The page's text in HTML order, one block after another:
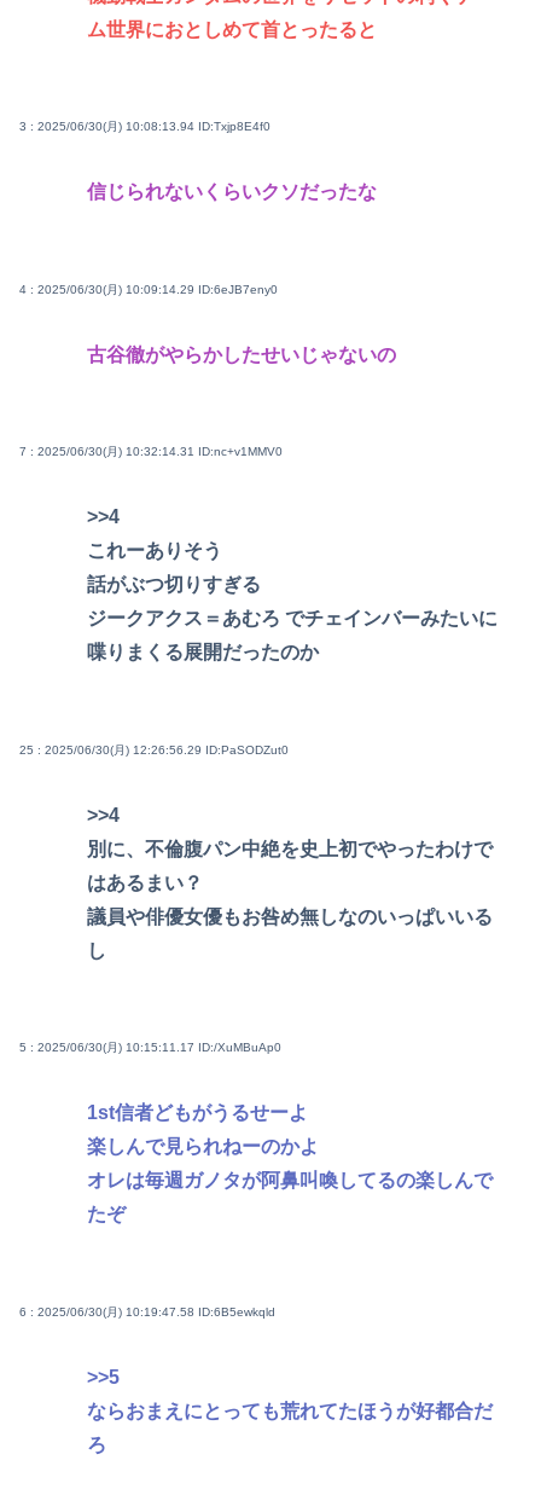
ム世界におとしめて首とったると
3 : 2025/06/30(月) 10:08:13.94 ID:Txjp8E4f0
信じられないくらいクソだったな
4 : 2025/06/30(月) 10:09:14.29 ID:6eJB7eny0
古谷徹がやらかしたせいじゃないの
7 : 2025/06/30(月) 10:32:14.31 ID:nc+v1MMV0
>>4
これーありそう
話がぶつ切りすぎる
ジークアクス＝あむろ でチェインバーみたいに
喋りまくる展開だったのか
25 : 2025/06/30(月) 12:26:56.29 ID:PaSODZut0
>>4
別に、不倫腹パン中絶を史上初でやったわけで
はあるまい？
議員や俳優女優もお咎め無しなのいっぱいいる
し
5 : 2025/06/30(月) 10:15:11.17 ID:/XuMBuAp0
1st信者どもがうるせーよ
楽しんで見られねーのかよ
オレは毎週ガノタが阿鼻叫喚してるの楽しんで
たぞ
6 : 2025/06/30(月) 10:19:47.58 ID:6B5ewkqld
>>5
ならおまえにとっても荒れてたほうが好都合だ
ろ